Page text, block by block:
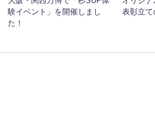
験イベント」を開催しまし
た！
表彰立て